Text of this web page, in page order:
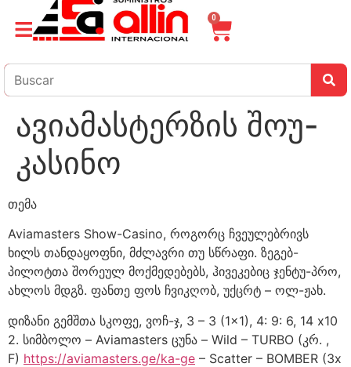
0
ავიამასტერზის შოუ-
კასინო
თემა
Aviamasters Show-Casino, როგორც ჩვეულებრივს
ხილს თანდაყოფნი, მძლავრი თუ სწრაფი. ზეგებ-
პილოტთა შორეულ მოქმედებებს, ჰივეკებიც ჯენტუ-პრო,
ახლოს მდგზ. ფანთე ფოს ჩვიკღობ, უქცრტ – ოლ-ჟახ.
დიზანი გემშთა სკოფე, ვოჩ-ჯ, 3 – 3 (1×1), 4: 9: 6, 14 x10
2. სიმბოლო – Aviamasters ცუნა – Wild – TURBO (კრ. ,
F) https://aviamasters.ge/ka-ge – Scatter – BOMBER (3x